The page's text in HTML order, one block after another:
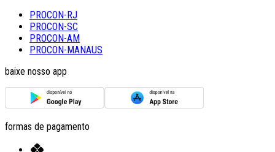
PROCON-RJ
PROCON-SC
PROCON-AM
PROCON-MANAUS
baixe nosso app
formas de pagamento